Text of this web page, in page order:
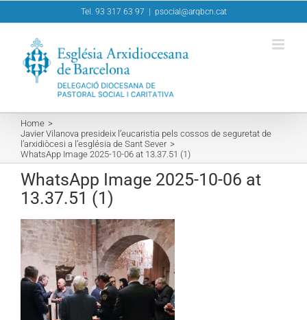
to
Tel. 93 317 63 97 psocial@arqbcn.cat
Home
Javier Vilanova presideix l’eucaristia pels cossos de seguretat de
l’arxidiòcesi a l’església de Sant Sever
WhatsApp Image 2025-10-06 at 13.37.51 (1)
WhatsApp Image 2025-10-06 at
13.37.51 (1)